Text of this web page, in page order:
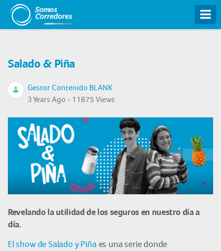
Salado & Piña
Gestor Contenido BLANK
3 Years Ago - 11875 Views
Revelando la utilidad de los seguros en nuestro día a
día.
El show de Salado y Piñaes una serie donde